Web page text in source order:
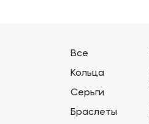
Все
Кольца
Серьги
Браслеты